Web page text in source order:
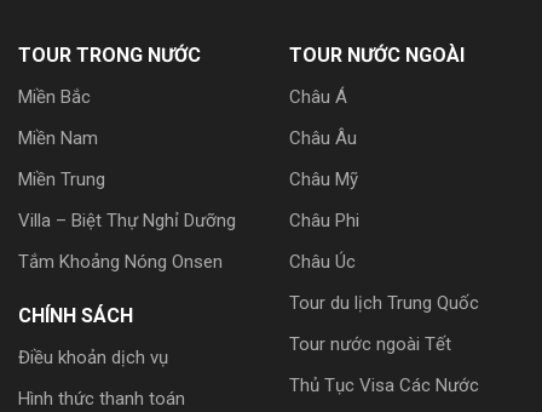
TOUR TRONG NƯỚC
Miền Bắc
Miền Nam
Miền Trung
Villa – Biệt Thự Nghỉ Dưỡng
Tắm Khoảng Nóng Onsen
CHÍNH SÁCH
Điều khoản dịch vụ
Hình thức thanh toán
TOUR NƯỚC NGOÀI
Châu Á
Châu Âu
Châu Mỹ
Châu Phi
Châu Úc
Tour du lịch Trung Quốc
Tour nước ngoài Tết
Thủ Tục Visa Các Nước